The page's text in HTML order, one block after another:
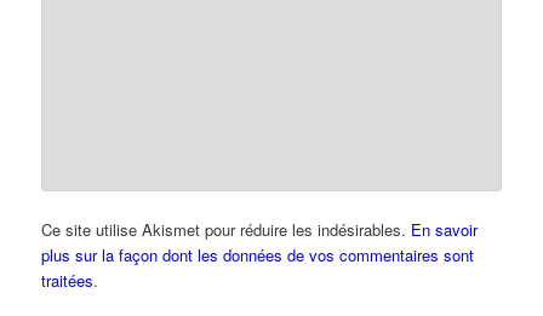
Ce site utilise Akismet pour réduire les indésirables. En savoir
plus sur la façon dont les données de vos commentaires sont
traitées.